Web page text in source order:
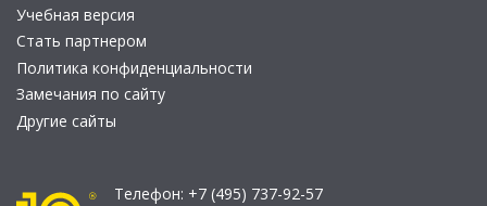
Учебная версия
Стать партнером
Политика конфиденциальности
Замечания по сайту
Другие сайты
Телефон: +7 (495) 737-92-57